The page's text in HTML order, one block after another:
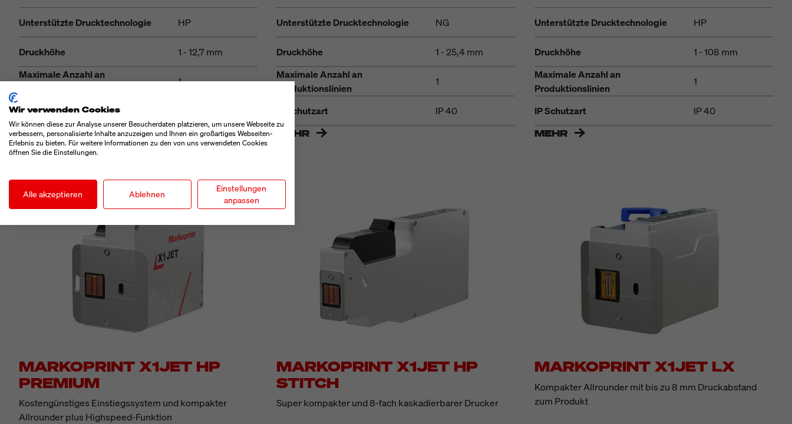
Unterstützte Drucktechnologie HP
Druckhöhe
1 - 12,7 mm
Maximale Anzahl an
1
IP Schutzart
MEHR
Unterstützte Drucktechnologie NG
Druckhöhe
1 - 25,4 mm
Maximale Anzahl an
Produktionslinien
1
IP Schutzart
IP 40
MEHR
Unterstützte Drucktechnologie HP
Druckhöhe
1 - 108 mm
Maximale Anzahl an
Produktionslinien
1
IP Schutzart
IP 40
MEHR
MARKOPRINT X1JET HP
PREMIUM
Kostengünstiges Einstiegssystem und kompakter
Allrounder plus Highspeed-Funktion
MARKOPRINT X1JET HP
STITCH
Super kompakter und 8-fach kaskadierbarer Drucker
MARKOPRINT X1JET LX
Kompakter Allrounder mit bis zu 8 mm Druckabstand
zum Produkt
Wir verwenden Cookies
Wir können diese zur Analyse unserer Besucherdaten platzieren, um unsere Webseite zu
verbessern, personalisierte Inhalte anzuzeigen und Ihnen ein großartiges Webseiten-
Erlebnis zu bieten. Für weitere Informationen zu den von uns verwendeten Cookies
öffnen Sie die Einstellungen.
Alle akzeptieren Ablehnen
Einstellungen
anpassen